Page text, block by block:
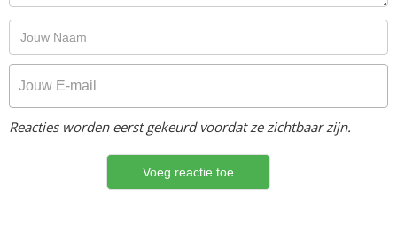
Reacties worden eerst gekeurd voordat ze zichtbaar zijn.